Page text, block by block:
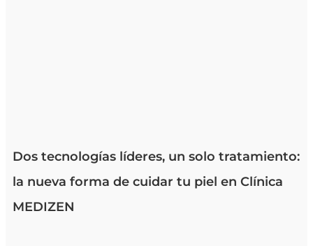
Dos tecnologías líderes, un solo tratamiento:
la nueva forma de cuidar tu piel en Clínica
MEDIZEN